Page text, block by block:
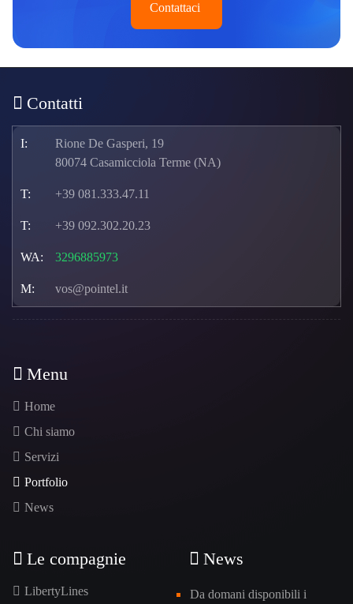
Contattaci
Contatti
I:
Rione De Gasperi, 19
80074 Casamicciola Terme (NA)
T: +39 081.333.47.11
T: +39 092.302.20.23
WA: 3296885973
M: vos@pointel.it
Menu
Home
Chi siamo
Servizi
Portfolio
News
Le compagnie
LibertyLines
News
Da domani disponibili i